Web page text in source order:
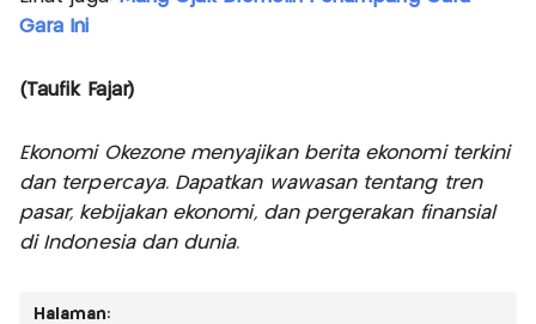
Gara Ini
(Taufik Fajar)
Ekonomi Okezone menyajikan berita ekonomi terkini
dan terpercaya. Dapatkan wawasan tentang tren
pasar, kebijakan ekonomi, dan pergerakan finansial
di Indonesia dan dunia.
Halaman: